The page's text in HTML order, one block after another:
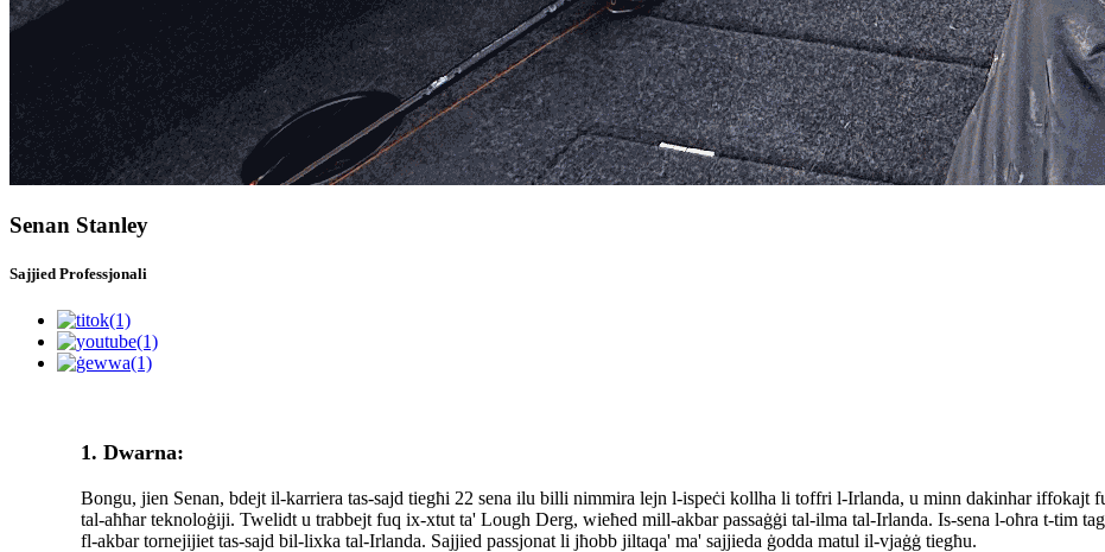
Senan Stanley
Sajjied Professjonali
1. Dwarna:
Bongu, jien Senan, bdejt il-karriera tas-sajd tiegħi 22 sena ilu billi nimmira lejn l-ispeċi kollha li toffri l-Irlanda, u minn dakinhar iffokajt
tal-aħħar teknoloġiji. Twelidt u trabbejt fuq ix-xtut ta' Lough Derg, wieħed mill-akbar passaġġi tal-ilma tal-Irlanda. Is-sena l-oħra t-tim
fl-akbar tornejijiet tas-sajd bil-lixka tal-Irlanda. Sajjied passjonat li jħobb jiltaqa' ma' sajjieda ġodda matul il-vjaġġ tiegħu.